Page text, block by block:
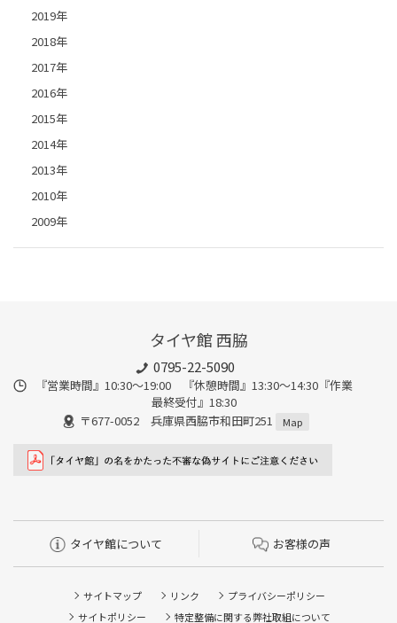
2019年
2018年
2017年
2016年
2015年
2014年
2013年
2010年
2009年
タイヤ館 西脇
0795-22-5090
『営業時間』10:30～19:00 『休憩時間』13:30～14:30『作業
最終受付』18:30
〒677-0052 兵庫県西脇市和田町251
Map
タイヤ館について お客様の声
サイトマップ リンク
プライバシーポリシー
サイトポリシー
特定整備に関する弊社取組について